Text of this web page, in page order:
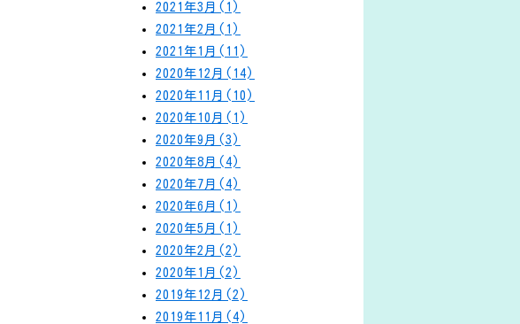
2021年3月(1)
2021年2月(1)
2021年1月(11)
2020年12月(14)
2020年11月(10)
2020年10月(1)
2020年9月(3)
2020年8月(4)
2020年7月(4)
2020年6月(1)
2020年5月(1)
2020年2月(2)
2020年1月(2)
2019年12月(2)
2019年11月(4)